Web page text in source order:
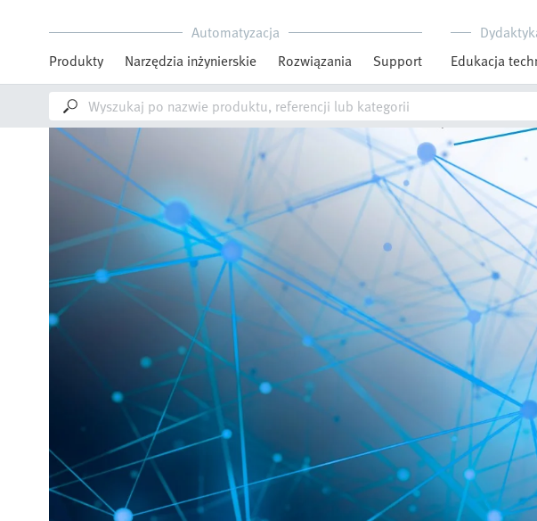
Automatyzacja
Produkty
Narzędzia inżynierskie Rozwiązania Support
Edukacja